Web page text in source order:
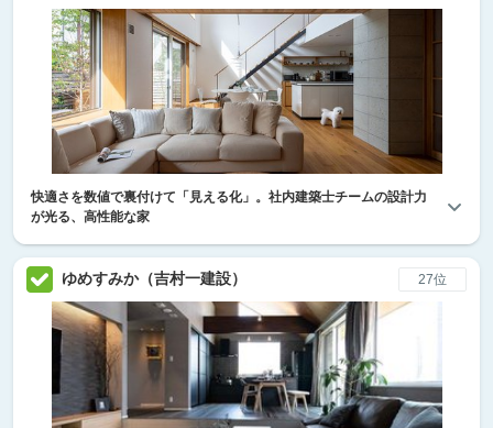
快適さを数値で裏付けて「見える化」。社内建築士チームの設計力
が光る、高性能な家
ゆめすみか（吉村一建設） 27位